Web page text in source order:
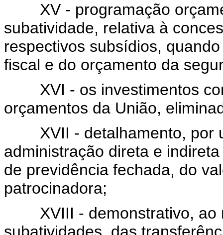
XV - programação
subatividade, relativa à
respectivos subsídios,
fiscal e do orçamento da
XVI - os investimentos
orçamentos da União,
XVII - detalhamento, por
administração direta e
de previdência fechada, do
patrocinadora;
XVIII - demonstrativo, ao